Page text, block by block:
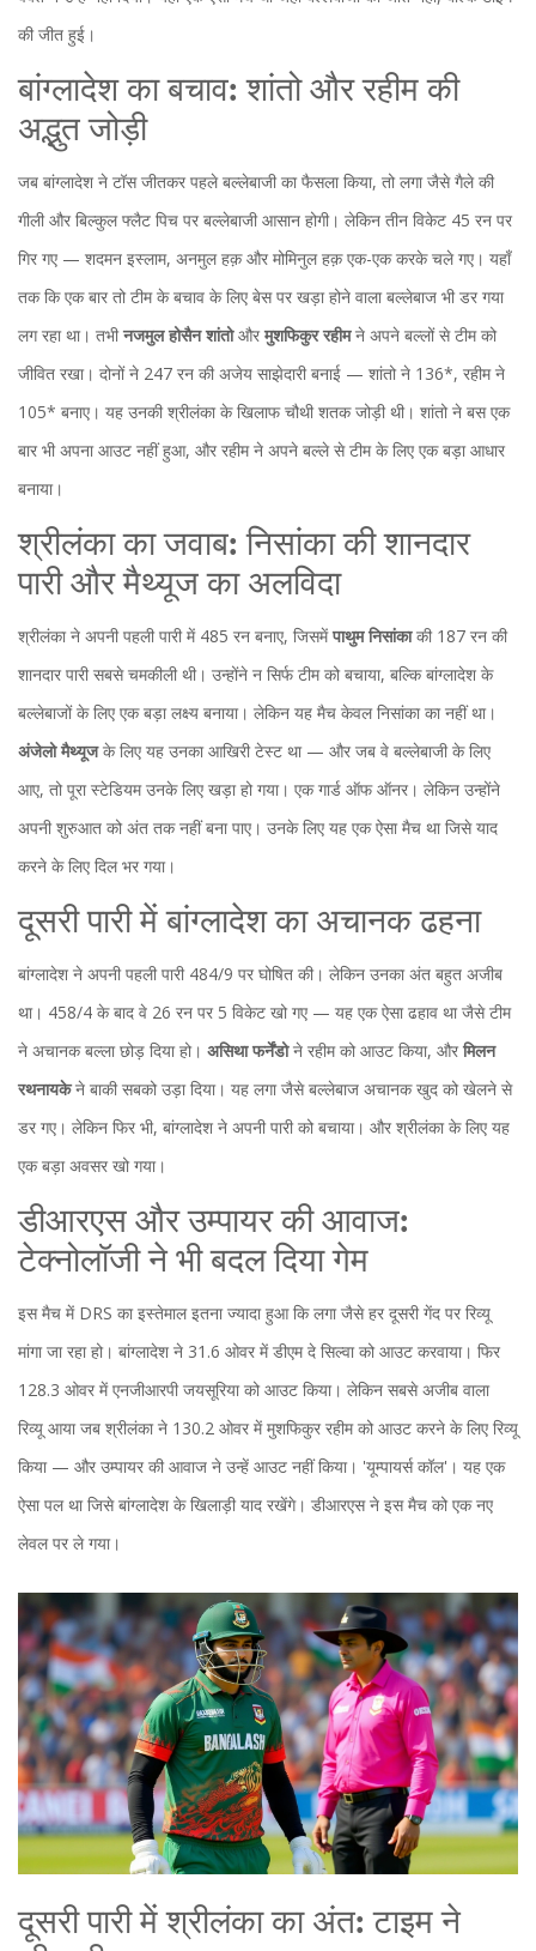
की जीत हुई।
बांग्लादेश का बचाव: शांतो और रहीम की
अद्भुत जोड़ी
जब बांग्लादेश ने टॉस जीतकर पहले बल्लेबाजी का फैसला किया, तो लगा जैसे गैले की
गीली और बिल्कुल फ्लैट पिच पर बल्लेबाजी आसान होगी। लेकिन तीन विकेट 45 रन पर
गिर गए — शदमन इस्लाम, अनमुल हक़ और मोमिनुल हक़ एक-एक करके चले गए। यहाँ
तक कि एक बार तो टीम के बचाव के लिए बेस पर खड़ा होने वाला बल्लेबाज भी डर गया
लग रहा था। तभीनजमुल होसैन शांतोऔर मुशफिकुर रहीमने अपने बल्लों से टीम को
जीवित रखा। दोनों ने 247 रन की अजेय साझेदारी बनाई — शांतो ने 136*, रहीम ने
105* बनाए। यह उनकी श्रीलंका के खिलाफ चौथी शतक जोड़ी थी। शांतो ने बस एक
बार भी अपना आउट नहीं हुआ, और रहीम ने अपने बल्ले से टीम के लिए एक बड़ा आधार
बनाया।
श्रीलंका का जवाब: निसांका की शानदार
पारी और मैथ्यूज का अलविदा
श्रीलंका ने अपनी पहली पारी में 485 रन बनाए, जिसमेंपाथुम निसांकाकी 187 रन की
शानदार पारी सबसे चमकीली थी। उन्होंने न सिर्फ टीम को बचाया, बल्कि बांग्लादेश के
बल्लेबाजों के लिए एक बड़ा लक्ष्य बनाया। लेकिन यह मैच केवल निसांका का नहीं था।
अंजेलो मैथ्यूजके लिए यह उनका आखिरी टेस्ट था — और जब वे बल्लेबाजी के लिए
आए, तो पूरा स्टेडियम उनके लिए खड़ा हो गया। एक गार्ड ऑफ ऑनर। लेकिन उन्होंने
अपनी शुरुआत को अंत तक नहीं बना पाए। उनके लिए यह एक ऐसा मैच था जिसे याद
करने के लिए दिल भर गया।
दूसरी पारी में बांग्लादेश का अचानक ढहना
बांग्लादेश ने अपनी पहली पारी 484/9 पर घोषित की। लेकिन उनका अंत बहुत अजीब
था। 458/4 के बाद वे 26 रन पर 5 विकेट खो गए — यह एक ऐसा ढहाव था जैसे टीम
ने अचानक बल्ला छोड़ दिया हो। असिथा फर्नेंडोने रहीम को आउट किया, और मिलन
रथनायकेने बाकी सबको उड़ा दिया। यह लगा जैसे बल्लेबाज अचानक खुद को खेलने से
डर गए। लेकिन फिर भी, बांग्लादेश ने अपनी पारी को बचाया। और श्रीलंका के लिए यह
एक बड़ा अवसर खो गया।
डीआरएस और उम्पायर की आवाज:
टेक्नोलॉजी ने भी बदल दिया गेम
इस मैच में DRS का इस्तेमाल इतना ज्यादा हुआ कि लगा जैसे हर दूसरी गेंद पर रिव्यू
मांगा जा रहा हो। बांग्लादेश ने 31.6 ओवर में डीएम दे सिल्वा को आउट करवाया। फिर
128.3 ओवर में एनजीआरपी जयसूरिया को आउट किया। लेकिन सबसे अजीब वाला
रिव्यू आया जब श्रीलंका ने 130.2 ओवर में मुशफिकुर रहीम को आउट करने के लिए रिव्यू
किया — और उम्पायर की आवाज ने उन्हें आउट नहीं किया। 'यूम्पायर्स कॉल'। यह एक
ऐसा पल था जिसे बांग्लादेश के खिलाड़ी याद रखेंगे। डीआरएस ने इस मैच को एक नए
लेवल पर ले गया।
दूसरी पारी में श्रीलंका का अंत: टाइम ने